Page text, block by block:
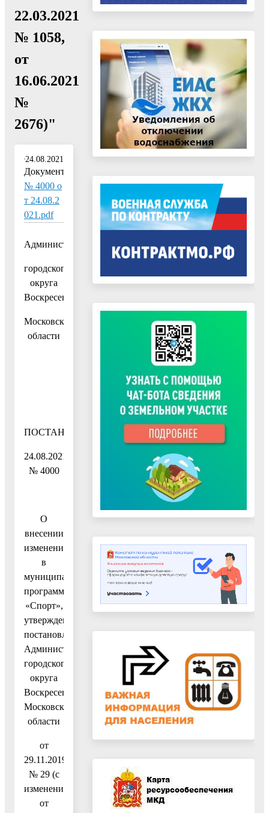
22.03.2021
№ 1058,
от
16.06.2021
№
2676)"
24.08.2021
Документ:
№ 4000 о
т 24.08.2
021.pdf
Администрация
городского
округа
Воскресенск
Московской
области
ПОСТАНОВЛЕНИЕ
24.08.2021
№ 4000
О
внесении
изменений
в
муниципальную
программу
«Спорт»,
утвержденную
постановлением
Администрации
городского
округа
Воскресенск
Московской
области
от
29.11.2019
№ 29 (с
изменениями
от